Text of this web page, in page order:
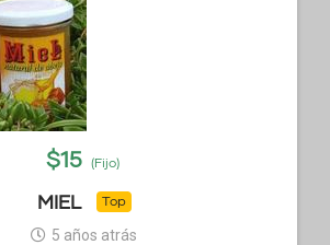
$15 (Fijo)
MIEL Top
5 años atrás